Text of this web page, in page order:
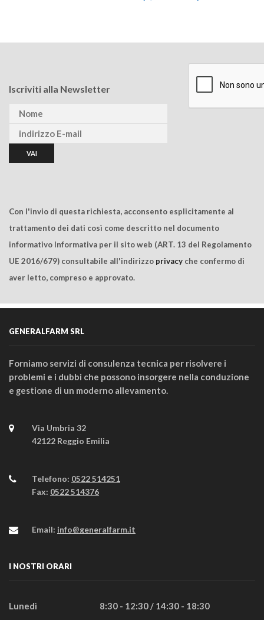
Iscriviti alla Newsletter
Con l'invio di questa richiesta, acconsento esplicitamente al
trattamento dei dati così come descritto nel documento
informativo Informativa per il sito web (ART. 13 del Regolamento
UE 2016/679) consultabile all'indirizzo privacy che confermo di
aver letto, compreso e approvato.
GENERALFARM SRL
Forniamo servizi di consulenza tecnica per risolvere i
problemi e i dubbi che possono insorgere nella conduzione
e gestione di un moderno allevamento.
Via Umbria 32
42122 Reggio Emilia
Telefono: 0522 514251
Fax: 0522 514376
Email: info@generalfarm.it
I NOSTRI ORARI
Lunedì 8:30 - 12:30 / 14:30 - 18:30